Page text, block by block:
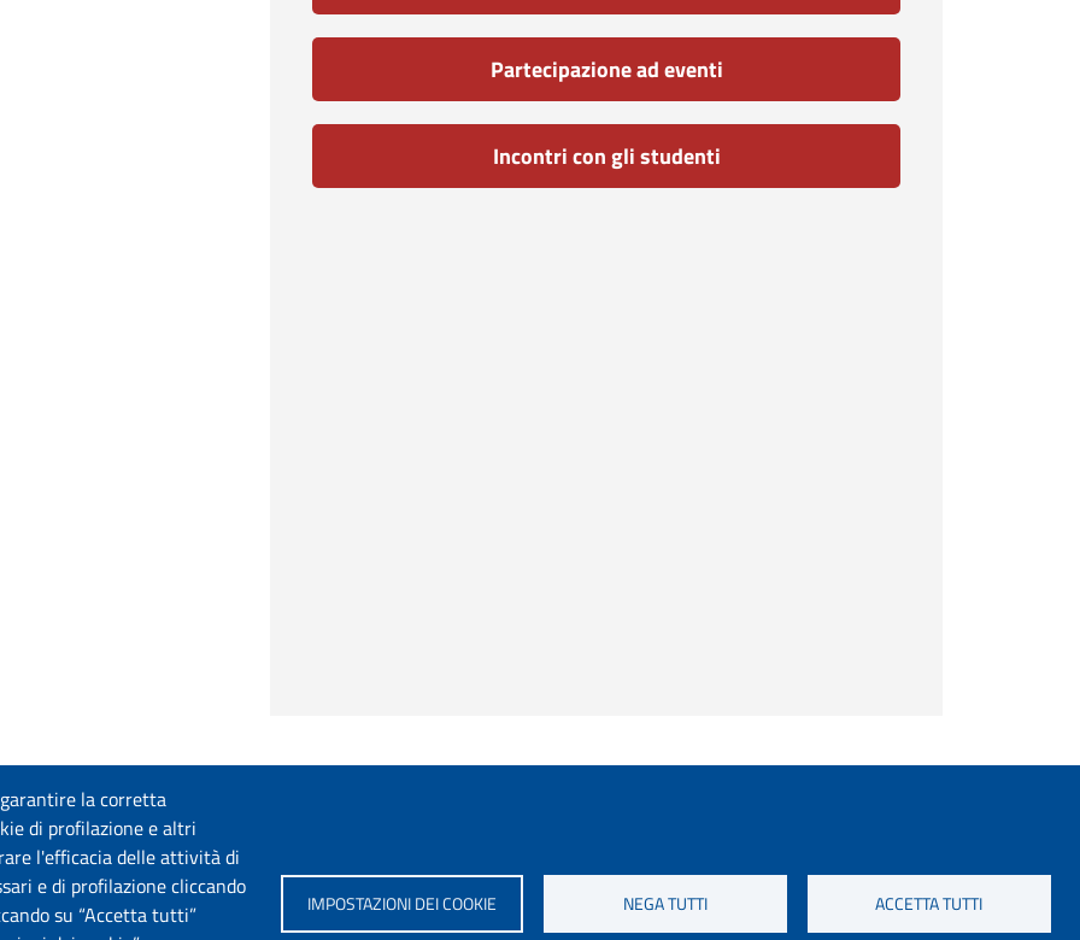
la corretta
di profilazione e altri
l'efficacia delle attività di
e di profilazione cliccando
su “Accetta tutti”
IMPOSTAZIONI DEI COOKIE NEGA TUTTI ACCETTA TUTTI
Partecipazione ad eventi
Incontri con gli studenti